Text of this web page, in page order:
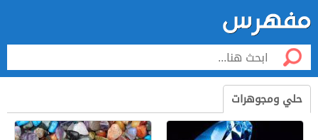
حلي ومجوهرات